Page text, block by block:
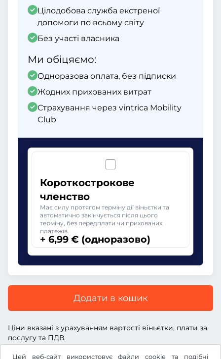
Цей веб-сайт використовує файли cookie та подібні
Цілодобова служба екстреної
допомоги по всьому світу
Без участі власника
Ми обіцяємо:
Одноразова оплата, без підписки
Жодних прихованих витрат
Страхування через vintrica Mobility
Club
Короткострокове
членство
Має силу протягом терміну дії віньєтки та
автоматично закінчується після цього
терміну, без передплати чи прихованих
платежів.
+ 6,99 € (одноразово)
Додати в кошик
Ціни вказані з урахуванням вартості віньєтки, плати за
послугу та ПДВ.